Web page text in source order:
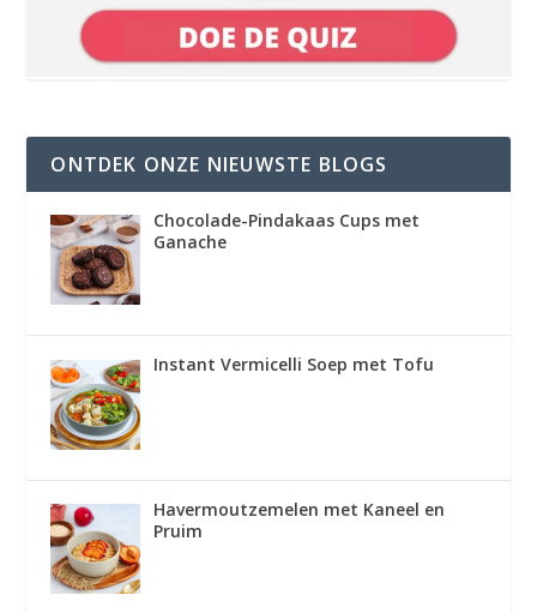
ONTDEK ONZE NIEUWSTE BLOGS
Chocolade-Pindakaas Cups met
Ganache
Instant Vermicelli Soep met Tofu
Havermoutzemelen met Kaneel en
Pruim